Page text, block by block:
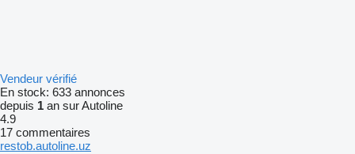
Vendeur vérifié
En stock: 633 annonces
depuis 1 an sur Autoline
4.9
17 commentaires
restob.autoline.uz